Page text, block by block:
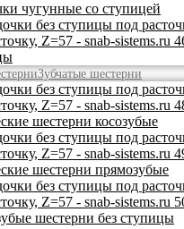
чугунные со ступицей
Зубчатые шестерни
шестерни косозубые
шестерни прямозубые
шестерни без ступицы